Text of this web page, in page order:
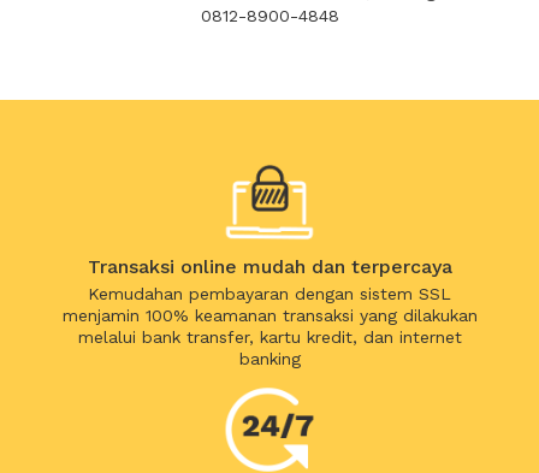
0812-8900-4848
Transaksi online mudah dan terpercaya
Kemudahan pembayaran dengan sistem SSL
menjamin 100% keamanan transaksi yang dilakukan
melalui bank transfer, kartu kredit, dan internet
banking